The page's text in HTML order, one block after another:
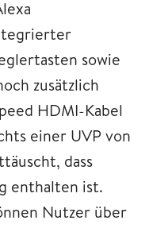
sowie
zusätzlich
HDMI-Kabel
einer UVP von
dass
enthalten ist.
Nutzer über